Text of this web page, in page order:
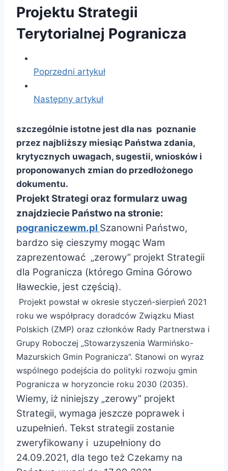
Projektu Strategii
Terytorialnej Pogranicza
Poprzedni artykuł
Następny artykuł
szczególnie istotne jest dla nas poznanie
przez najbliższy miesiąc Państwa zdania,
krytycznych uwagach, sugestii, wniosków i
proponowanych zmian do przedłożonego
dokumentu.
Projekt Strategi oraz formularz uwag
znajdziecie Państwo na stronie:
pograniczewm.pl Szanowni Państwo,
bardzo się cieszymy mogąc Wam
zaprezentować „zerowy” projekt Strategii
dla Pogranicza (którego Gmina Górowo
Iławeckie, jest częścią).
Projekt powstał w okresie styczeń-sierpień 2021
roku we współpracy doradców Związku Miast
Polskich (ZMP) oraz członków Rady Partnerstwa i
Grupy Roboczej „Stowarzyszenia Warmińsko-
Mazurskich Gmin Pogranicza”. Stanowi on wyraz
wspólnego podejścia do polityki rozwoju gmin
Pogranicza w horyzoncie roku 2030 (2035).
Wiemy, iż niniejszy „zerowy” projekt
Strategii, wymaga jeszcze poprawek i
uzupełnień. Tekst strategii zostanie
zweryfikowany i uzupełniony do
24.09.2021, dla tego też Czekamy na